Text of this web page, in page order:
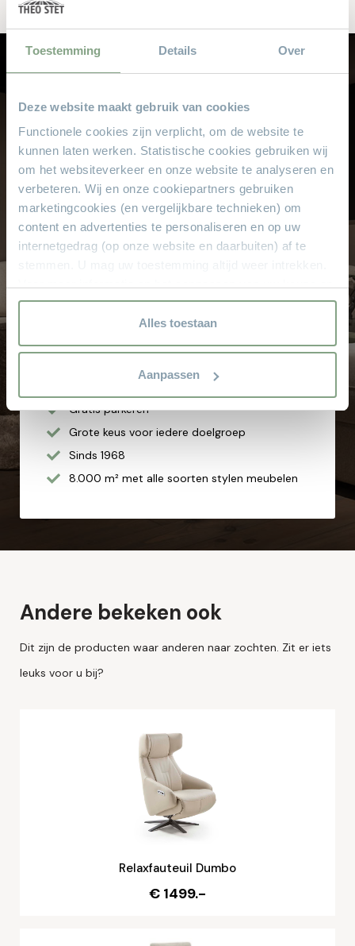
Toestemming Details Over
Deze website maakt gebruik van cookies
Functionele cookies zijn verplicht, om de website te
kunnen laten werken. Statistische cookies gebruiken wij
om het websiteverkeer en onze website te analyseren en
verbeteren. Wij en onze cookiepartners gebruiken
marketingcookies (en vergelijkbare technieken) om
content en advertenties te personaliseren en op uw
internetgedrag (op onze website en daarbuiten) af te
onze website verwijzen wij u naar onze
Alles toestaan
Aanpassen
Laat je professioneel adviseren
bij Theo Stet
Onze verkoopspecialisten met jarenlange
ervaring helpen u graag met het kiezen van
uw droominterieur.
Kom langs in de showroom
WaaromTheo Stet?
Het vertrouwde adres voor al uw meubelen! Geen
Altijd scherpe aanbiedingen
Gratis parkeren
Grote keus voor iedere doelgroep
Sinds 1968
8.000 m² met alle soorten stylen meubelen
Andere bekeken ook
Dit zijn de producten waar anderen naar zochten. Zit er iets
leuks voor u bij?
Relaxfauteuil Dumbo
€ 1499.-